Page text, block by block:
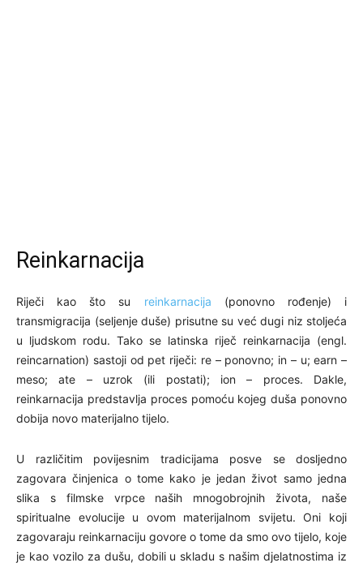
Reinkarnacija
Riječi kao što su reinkarnacija (ponovno rođenje) i
transmigracija (seljenje duše) prisutne su već dugi niz stoljeća
u ljudskom rodu. Tako se latinska riječ reinkarnacija (engl.
reincarnation) sastoji od pet riječi: re – ponovno; in – u; earn –
meso; ate – uzrok (ili postati); ion – proces. Dakle,
reinkarnacija predstavlja proces pomoću kojeg duša ponovno
dobija novo materijalno tijelo.
U različitim povijesnim tradicijama posve se dosljedno
zagovara činjenica o tome kako je jedan život samo jedna
slika s filmske vrpce naših mnogobrojnih života, naše
spiritualne evolucije u ovom materijalnom svijetu. Oni koji
zagovaraju reinkarnaciju govore o tome da smo ovo tijelo, koje
je kao vozilo za dušu, dobili u skladu s našim djelatnostima iz